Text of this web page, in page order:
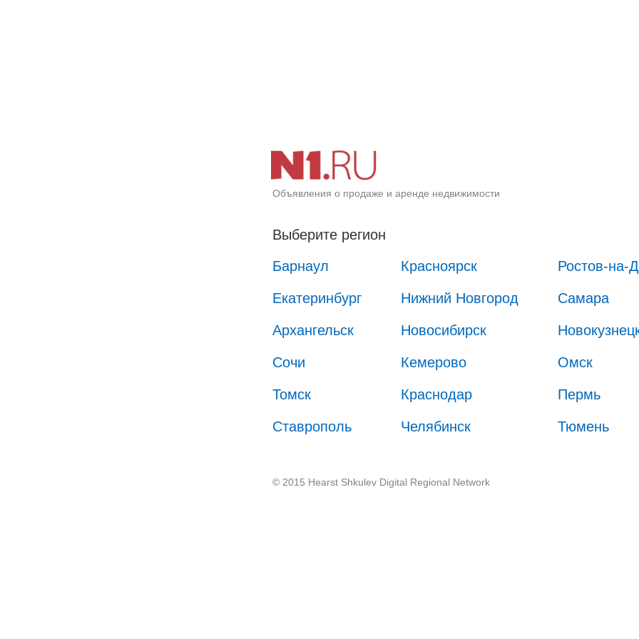
Объявления о продаже и аренде недвижимости
Выберите регион
Барнаул
Красноярск Ростов-на-
Екатеринбург Нижний Новгород Самара
Архангельск Новосибирск
Сочи Кемерово Омск
Томск Краснодар Пермь
Ставрополь Челябинск Тюмень
© 2015 Hearst Shkulev Digital Regional Network